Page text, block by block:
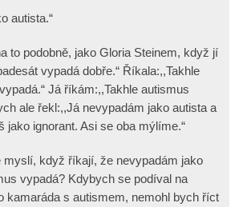
autista.“
to podobně, jako Gloria Steinem, když jí
vypadá dobře.“ Říkala:,,Takhle
Já říkám:,,Takhle autismus
ale řekl:,,Já nevypadám jako autista a
jako ignorant. Asi se oba mýlíme.“
myslí, když říkají, že nevypadám jako
vypadá? Kdybych se podíval na
kamaráda s autismem, nemohl bych říct